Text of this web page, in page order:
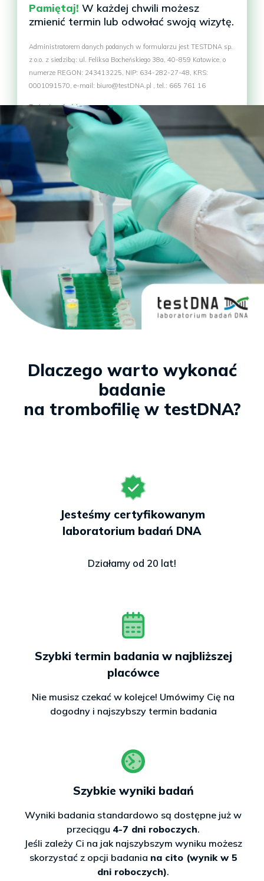
Pamiętaj! W każdej chwili możesz
zmienić termin lub odwołać swoją wizytę.
Administratorem danych podanych w formularzu jest TESTDNA sp.
z o.o. z siedzibą: ul. Feliksa Bocheńskiego 38a, 40-859 Katowice, o
numerze REGON: 243413225, NIP: 634-282-27-48, KRS:
0001091570, e-mail: biuro@testDNA.pl , tel.: 665 761 16
Pokaż całość >>
Dlaczego warto wykonać
badanie
na trombofilię w testDNA?
Jesteśmy certyfikowanym
laboratorium badań DNA
Działamy od 20 lat!
Szybki termin badania w najbliższej
placówce
Nie musisz czekać w kolejce! Umówimy Cię na
dogodny i najszybszy termin badania
Szybkie wyniki badań
Wyniki badania standardowo są dostępne już w
przeciągu 4-7 dni roboczych.
Jeśli zależy Ci na jak najszybszym wyniku możesz
skorzystać z opcji badania na cito (wynik w 5
dni roboczych).